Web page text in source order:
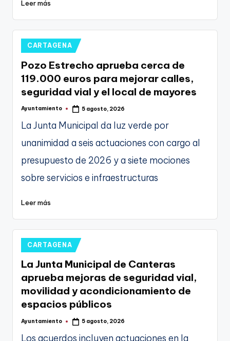
Leer más
Publicado
CARTAGENA
Pozo Estrecho aprueba cerca de
119.000 euros para mejorar calles,
seguridad vial y el local de mayores
Publicado
Ayuntamiento 5 agosto, 2026
La Junta Municipal da luz verde por
unanimidad a seis actuaciones con cargo al
presupuesto de 2026 y a siete mociones
sobre servicios e infraestructuras
Leer más
Publicado
CARTAGENA
La Junta Municipal de Canteras
aprueba mejoras de seguridad vial,
movilidad y acondicionamiento de
espacios públicos
Publicado
Ayuntamiento 5 agosto, 2026
Los acuerdos incluyen actuaciones en la